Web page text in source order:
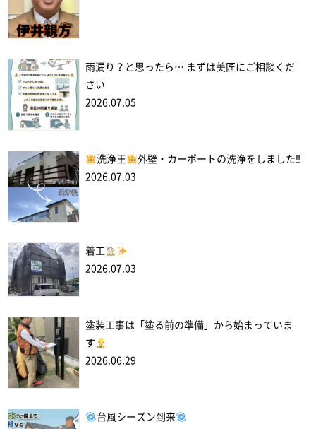
雨漏り？と思ったら… まずは美匠にご相談くだ
さい
2026.07.05
洗浄王
外壁・カーポートの洗浄をしました‼
2026.07.03
着工
2026.07.03
塗装工事は「塗る前の準備」から始まっていま
す
2026.06.29
台風シーズン到来